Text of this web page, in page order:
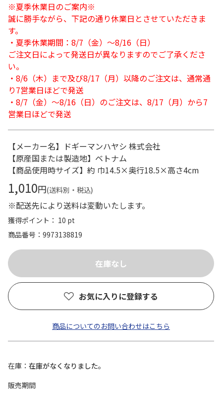
※夏季休業日のご案内※
誠に勝手ながら、下記の通り休業日とさせていただきま
す。
・夏季休業期間：8/7（金）～8/16（日）
ご注文日によって発送日が異なりますのでご了承くださ
い。
・8/6（木）まで及び8/17（月）以降のご注文は、通常通
り7営業日ほどで発送
・8/7（金）～8/16（日）のご注文は、8/17（月）から7
営業日ほどで発送
【メーカー名】ドギーマンハヤシ 株式会社
【原産国または製造地】ベトナム
【商品使用時サイズ】約 巾14.5×奥行18.5×高さ4cm
1,010円(送料別・税込)
※配送先により送料は変動いたします。
獲得ポイント： 10 pt
商品番号
9973138819
お気に入りに登録する
商品についてのお問い合わせはこちら
在庫
在庫がなくなりました。
販売期間